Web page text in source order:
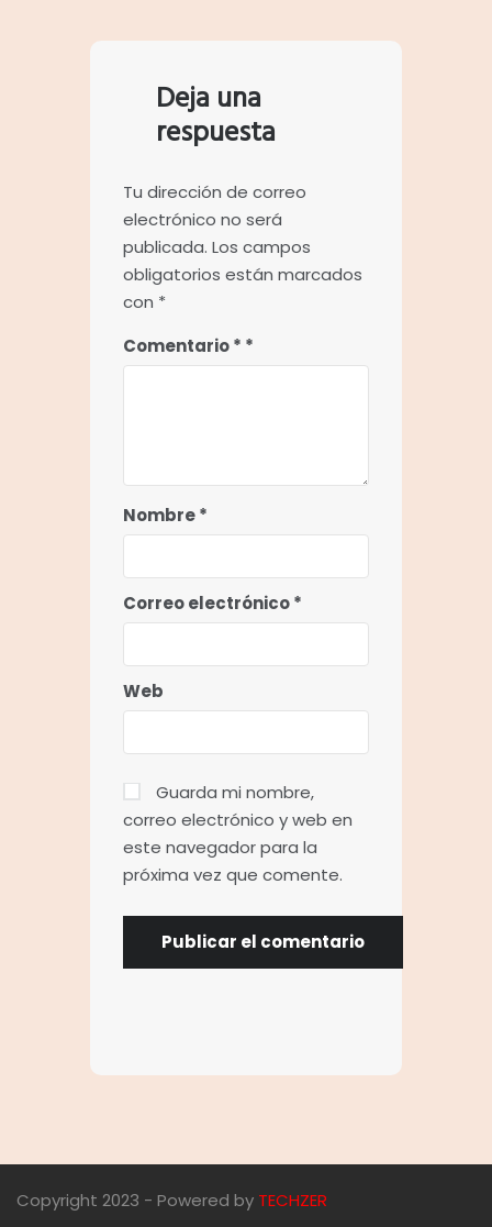
Deja una
respuesta
Tu dirección de correo
electrónico no será
publicada. Los campos
obligatorios están marcados
con *
Comentario*
Nombre*
Correo electrónico*
Web
Guarda mi nombre,
correo electrónico y web en
este navegador para la
próxima vez que comente.
Copyright 2023 - Powered by TECHZER